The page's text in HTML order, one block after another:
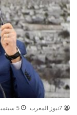
7نيوز المغرب 5 سبتمبر، 2021